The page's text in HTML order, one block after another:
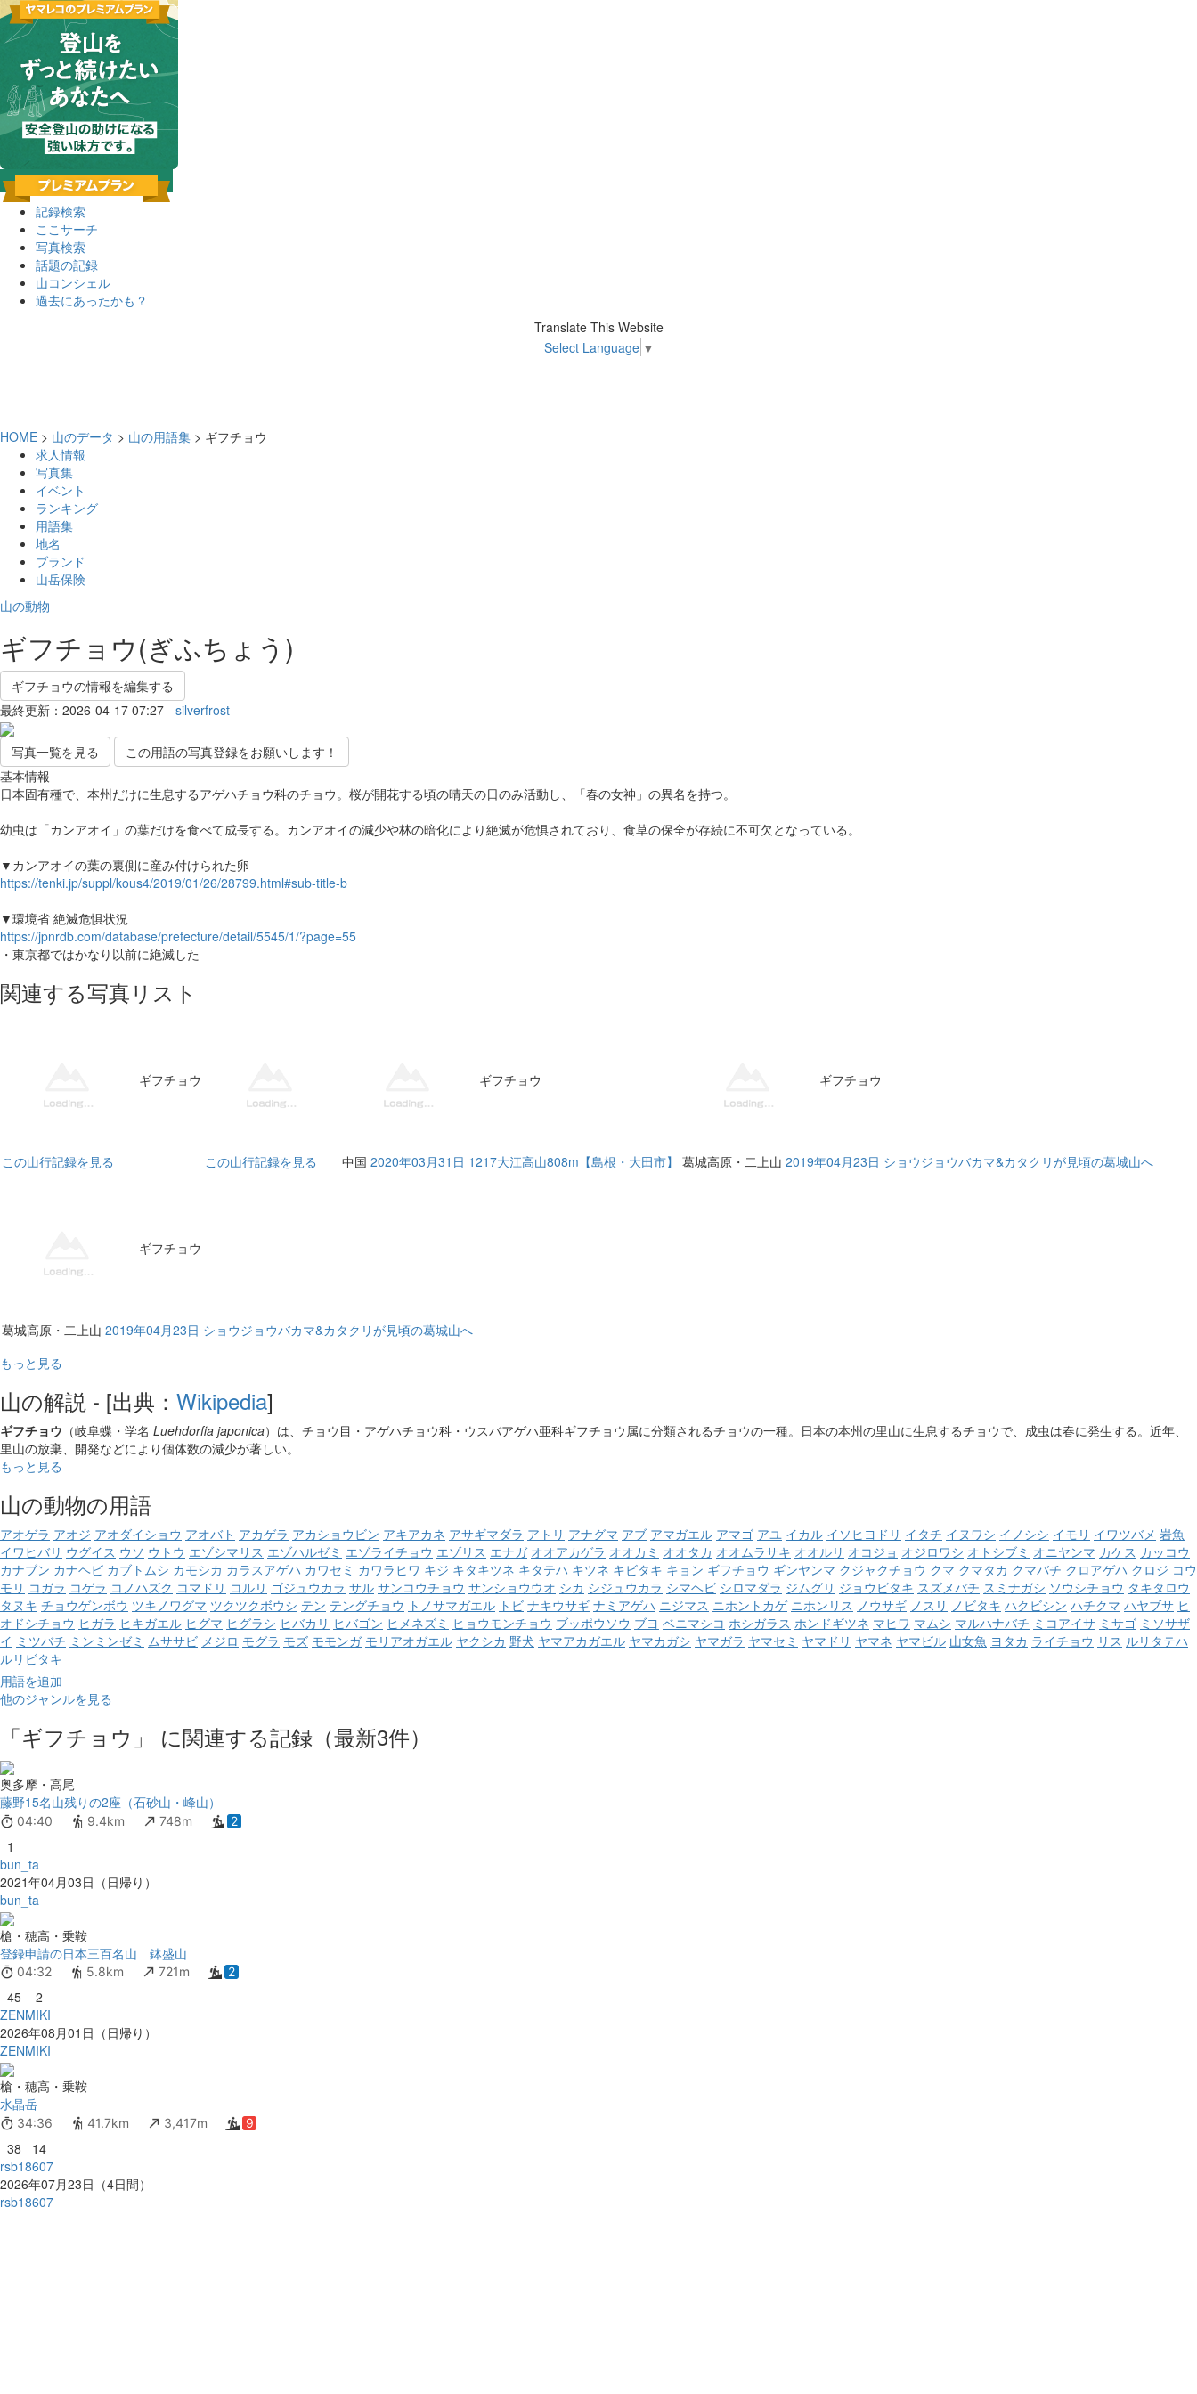
記録検索
ここサーチ
写真検索
話題の記録
山コンシェル
過去にあったかも？
Translate This Website
Select Language ▼
HOME > 山のデータ > 山の用語集 > ギフチョウ
求人情報
写真集
イベント
ランキング
用語集
地名
ブランド
山岳保険
山の動物
ギフチョウ(ぎふちょう)
ギフチョウの情報を編集する
最終更新：2026-04-17 07:27 - silverfrost
写真一覧を見る
この用語の写真登録をお願いします！
基本情報
日本固有種で、本州だけに生息するアゲハチョウ科のチョウ。桜が開花する頃の晴天の日のみ活動し、「春の女神」の異名を持つ。
幼虫は「カンアオイ」の葉だけを食べて成長する。カンアオイの減少や林の暗化により絶滅が危惧されており、食草の保全が存続に不可欠となっている。
▼カンアオイの葉の裏側に産み付けられた卵
https://tenki.jp/suppl/kous4/2019/01/26/28799.html#sub-title-b
▼環境省 絶滅危惧状況
https://jpnrdb.com/database/prefecture/detail/5545/1/?page=55
・東京都ではかなり以前に絶滅した
関連する写真リスト
ギフチョウ
この山行記録を見る この山行記録を見る
ギフチョウ
中国 2020年03月31日 1217大江高山808m【島根・大田市】
ギフチョウ
葛城高原・二上山 2019年04月23日 ショウジョウバカマ&カタクリが見頃の葛城山へ
ギフチョウ
葛城高原・二上山 2019年04月23日 ショウジョウバカマ&カタクリが見頃の葛城山へ
もっと見る
山の解説 - [出典： Wikipedia]
ギフチョウ （岐阜蝶・学名 Luehdorfia japonica）は、チョウ目・アゲハチョウ科・ウスバアゲハ亜科ギフチョウ属に分類されるチョウの一種。日本の本州の里山に生息するチョウで、成虫は春に発生する。近年、
里山の放棄、開発などにより個体数の減少が著しい。
もっと見る
山の動物の用語
アオゲラ アオジ アオダイショウ アオバト アカゲラ アカショウビン アキアカネ アサギマダラ アトリ アナグマ アブ アマガエル アマゴ アユ イカル イソヒヨドリ イタチ イヌワシ イノシシ イモリ イワツバメ 岩魚
イワヒバリ ウグイス ウソ ウトウ エゾシマリス エゾハルゼミ エゾライチョウ エゾリス エナガ オオアカゲラ オオカミ オオタカ オオムラサキ オオルリ オコジョ オジロワシ オトシブミ オニヤンマ カケス カッコウ
カナブン カナヘビ カブトムシ カモシカ カラスアゲハ カワセミ カワラヒワ キジ キタキツネ キタテハ キツネ キビタキ キョン ギフチョウ ギンヤンマ クジャクチョウ クマ クマタカ クマバチ クロアゲハ クロジ コウ
モリ コガラ コゲラ コノハズク コマドリ コルリ ゴジュウカラ サル サンコウチョウ サンショウウオ シカ シジュウカラ シマヘビ シロマダラ ジムグリ ジョウビタキ スズメバチ スミナガシ ソウシチョウ タキタロウ
タヌキ チョウゲンボウ ツキノワグマ ツクツクボウシ テン テングチョウ トノサマガエル トビ ナキウサギ ナミアゲハ ニジマス ニホントカゲ ニホンリス ノウサギ ノスリ ノビタキ ハクビシン ハチクマ ハヤブサ ヒ
オドシチョウ ヒガラ ヒキガエル ヒグマ ヒグラシ ヒバカリ ヒバゴン ヒメネズミ ヒョウモンチョウ ブッポウソウ ブヨ ベニマシコ ホシガラス ホンドギツネ マヒワ マムシ マルハナバチ ミコアイサ ミサゴ ミソサザ
イ ミツバチ ミンミンゼミ ムササビ メジロ モグラ モズ モモンガ モリアオガエル ヤクシカ 野犬 ヤマアカガエル ヤマカガシ ヤマガラ ヤマセミ ヤマドリ ヤマネ ヤマビル 山女魚 ヨタカ ライチョウ リス ルリタテハ
ルリビタキ
用語を追加
他のジャンルを見る
「ギフチョウ」 に関連する記録（最新3件）
奥多摩・高尾
藤野15名山残りの2座（石砂山・峰山）
04:40 9.4km 748m 2
1
bun_ta
2021年04月03日（日帰り）
bun_ta
槍・穂高・乗鞍
登録申請の日本三百名山 鉢盛山
04:32 5.8km 721m 2
45
2
ZENMIKI
2026年08月01日（日帰り）
ZENMIKI
槍・穂高・乗鞍
水晶岳
34:36 41.7km 3,417m 9
38
14
rsb18607
2026年07月23日（4日間）
rsb18607